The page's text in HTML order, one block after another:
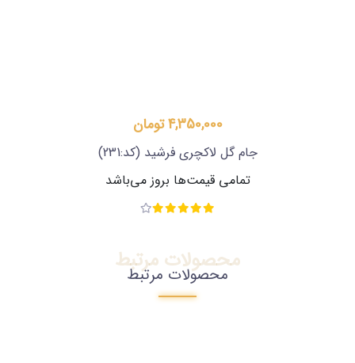
4,350,000 تومان
جام گل لاکچری فرشید (کد:231)
تمامی قیمت‌ها بروز می‌باشد
محصولات مرتبط
محصولات مرتبط